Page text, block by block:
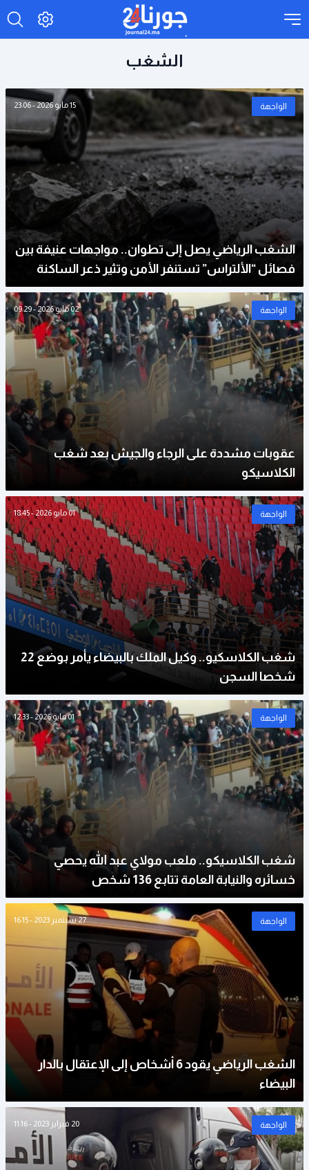
الشغب
الواجهة 15 مايو 2026 - 23:06
الشغب الرياضي يصل إلى تطوان.. مواجهات عنيفة بين
فصائل “الألتراس” تستنفر الأمن وتثير ذعر الساكنة
الواجهة 02 مايو 2026 - 09:29
عقوبات مشددة على الرجاء والجيش بعد شغب
الكلاسيكو
الواجهة 01 مايو 2026 - 18:45
شغب الكلاسكيو.. وكيل الملك بالبيضاء يأمر بوضع 22
شخصا السجن
الواجهة 01 مايو 2026 - 12:33
شغب الكلاسيكو.. ملعب مولاي عبد الله يحصي
خسائره والنيابة العامة تتابع 136 شخص
الواجهة 27 سبتمبر 2023 - 16:15
الشغب الرياضي يقود 6 أشخاص إلى الإعتقال بالدار
البيضاء
الواجهة 20 فبراير 2023 - 11:16